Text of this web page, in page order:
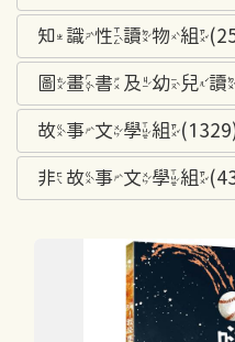
知識性讀物組
圖畫書及幼兒讀
故事文學組
非故事文學組